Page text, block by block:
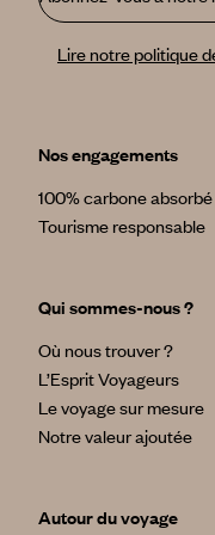
Lire notre politique
Nos engagements
100% carbone absorbé
Tourisme responsable
Qui sommes-nous ?
Où nous trouver ?
L’Esprit Voyageurs
Le voyage sur mesure
Notre valeur ajoutée
Autour du voyage